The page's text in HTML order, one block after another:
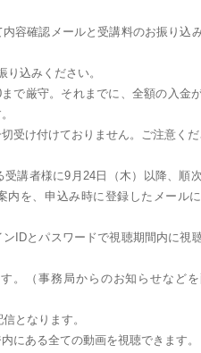
容確認メールと受講料のお振り込
込みください。
で厳守。それまでに、全額の入金
受け付けておりません。ご注意くだ
講者様に9月24日（木）以降、順
内を、申込み時に登録したメール
IDとパスワードで視聴期間内に視
。（事務局からのお知らせなどを
となります。
にある全ての動画を視聴できます。